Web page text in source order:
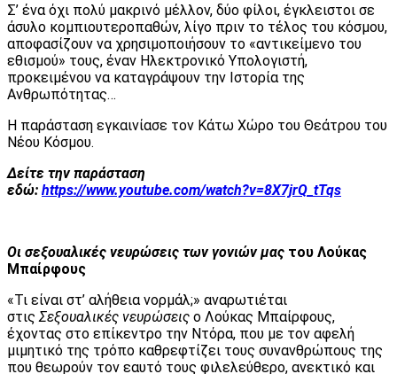
Σ’ ένα όχι πολύ μακρινό μέλλον, δύο φίλοι, έγκλειστοι σε
άσυλο κομπιουτεροπαθών, λίγο πριν το τέλος του κόσμου,
αποφασίζουν να χρησιμοποιήσουν το «αντικείμενο του
εθισμού» τους, έναν Ηλεκτρονικό Υπολογιστή,
προκειμένου να καταγράψουν την Ιστορία της
Ανθρωπότητας…
Η παράσταση εγκαινίασε τον Κάτω Χώρο του Θεάτρου του
Νέου Κόσμου.
Δείτε την παράσταση
εδώ: https://www.youtube.com/watch?v=8X7jrQ_tTqs
Οι σεξουαλικές νευρώσεις των γονιών μας του Λούκας
Μπαίρφους
«Τι είναι στ’ αλήθεια νορμάλ;» αναρωτιέται
στιςΣεξουαλικές νευρώσεις ο Λούκας Μπαίρφους,
έχοντας στο επίκεντρο την Ντόρα, που με τον αφελή
μιμητικό της τρόπο καθρεφτίζει τους συνανθρώπους της
που θεωρούν τον εαυτό τους φιλελεύθερο, ανεκτικό και